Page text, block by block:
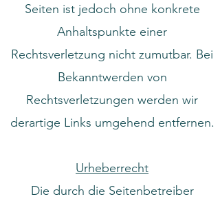
Seiten ist jedoch ohne konkrete
Anhaltspunkte einer
Rechtsverletzung nicht zumutbar. Bei
Bekanntwerden von
Rechtsverletzungen werden wir
derartige Links umgehend entfernen.
Urheberrecht
Die durch die Seitenbetreiber